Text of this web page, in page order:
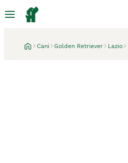
Cani Golden Retriever Lazio